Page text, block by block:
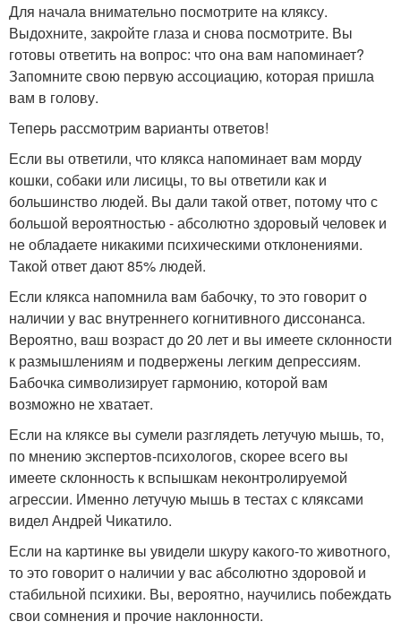
Для начала внимательно посмотрите на кляксу.
Выдохните, закройте глаза и снова посмотрите. Вы
готовы ответить на вопрос: что она вам напоминает?
Запомните свою первую ассоциацию, которая пришла
вам в голову.
Теперь рассмотрим варианты ответов!
Если вы ответили, что клякса напоминает вам морду
кошки, собаки или лисицы, то вы ответили как и
большинство людей. Вы дали такой ответ, потому что с
большой вероятностью - абсолютно здоровый человек и
не обладаете никакими психическими отклонениями.
Такой ответ дают 85% людей.
Если клякса напомнила вам бабочку, то это говорит о
наличии у вас внутреннего когнитивного диссонанса.
Вероятно, ваш возраст до 20 лет и вы имеете склонности
к размышлениям и подвержены легким депрессиям.
Бабочка символизирует гармонию, которой вам
возможно не хватает.
Если на кляксе вы сумели разглядеть летучую мышь, то,
по мнению экспертов-психологов, скорее всего вы
имеете склонность к вспышкам неконтролируемой
агрессии. Именно летучую мышь в тестах с кляксами
видел Андрей Чикатило.
Если на картинке вы увидели шкуру какого-то животного,
то это говорит о наличии у вас абсолютно здоровой и
стабильной психики. Вы, вероятно, научились побеждать
свои сомнения и прочие наклонности.